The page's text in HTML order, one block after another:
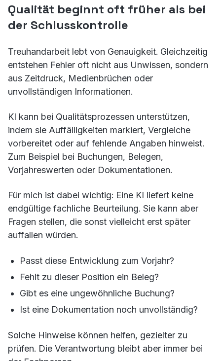
Qualität beginnt oft früher als bei
der Schlusskontrolle
Treuhandarbeit lebt von Genauigkeit. Gleichzeitig
entstehen Fehler oft nicht aus Unwissen, sondern
aus Zeitdruck, Medienbrüchen oder
unvollständigen Informationen.
KI kann bei Qualitätsprozessen unterstützen,
indem sie Auffälligkeiten markiert, Vergleiche
vorbereitet oder auf fehlende Angaben hinweist.
Zum Beispiel bei Buchungen, Belegen,
Vorjahreswerten oder Dokumentationen.
Für mich ist dabei wichtig: Eine KI liefert keine
endgültige fachliche Beurteilung. Sie kann aber
Fragen stellen, die sonst vielleicht erst später
auffallen würden.
Passt diese Entwicklung zum Vorjahr?
Fehlt zu dieser Position ein Beleg?
Gibt es eine ungewöhnliche Buchung?
Ist eine Dokumentation noch unvollständig?
Solche Hinweise können helfen, gezielter zu
prüfen. Die Verantwortung bleibt aber immer bei